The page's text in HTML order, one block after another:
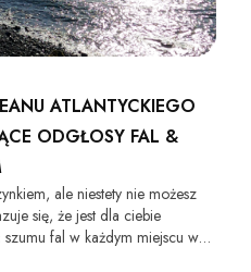
ATLANTYCKIEGO
ODGŁOSY FAL &
ale niestety nie możesz
się, że jest dla ciebie
fal w każdym miejscu w
natury i ciesz się